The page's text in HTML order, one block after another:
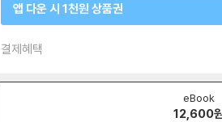
앱 다운 시 1천원 상품권
결제혜택
eBook
12,600